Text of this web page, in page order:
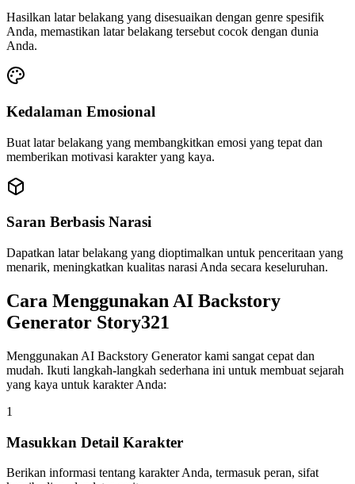
Hasilkan latar belakang yang disesuaikan dengan genre spesifik
Anda, memastikan latar belakang tersebut cocok dengan dunia
Anda.
Kedalaman Emosional
Buat latar belakang yang membangkitkan emosi yang tepat dan
memberikan motivasi karakter yang kaya.
Saran Berbasis Narasi
Dapatkan latar belakang yang dioptimalkan untuk penceritaan yang
menarik, meningkatkan kualitas narasi Anda secara keseluruhan.
Cara Menggunakan AI Backstory
Generator Story321
Menggunakan AI Backstory Generator kami sangat cepat dan
mudah. Ikuti langkah-langkah sederhana ini untuk membuat sejarah
yang kaya untuk karakter Anda:
1
Masukkan Detail Karakter
Berikan informasi tentang karakter Anda, termasuk peran, sifat